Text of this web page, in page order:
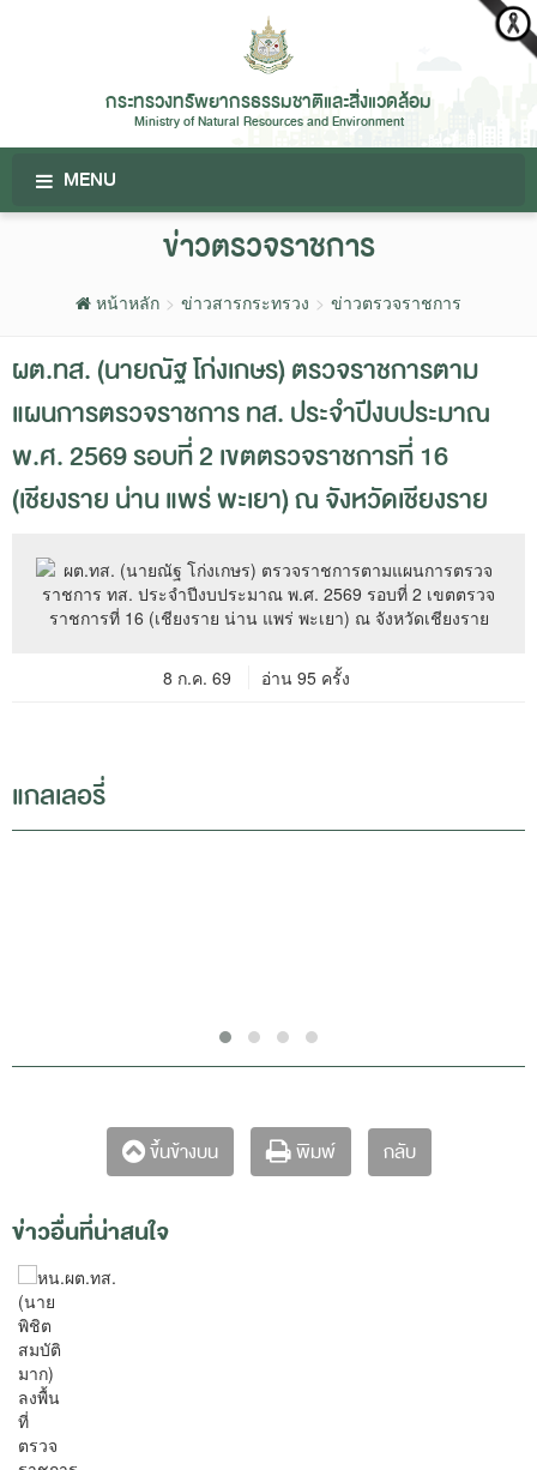
กระทรวงทรัพยากรธรรมชาติและสิ่งแวดล้อม
Ministry of Natural Resources and Environment
MENU
ข่าวตรวจราชการ
หน้าหลัก ข่าวสารกระทรวง ข่าวตรวจราชการ
ผต.ทส. (นายณัฐ โก่งเกษร) ตรวจราชการตาม
แผนการตรวจราชการ ทส. ประจำปีงบประมาณ
พ.ศ. 2569 รอบที่ 2 เขตตรวจราชการที่ 16
(เชียงราย น่าน แพร่ พะเยา) ณ จังหวัดเชียงราย
8 ก.ค. 69 อ่าน 95 ครั้ง
แกลเลอรี่
ขึ้นข้างบน พิมพ์ กลับ
ข่าวอื่นที่น่าสนใจ